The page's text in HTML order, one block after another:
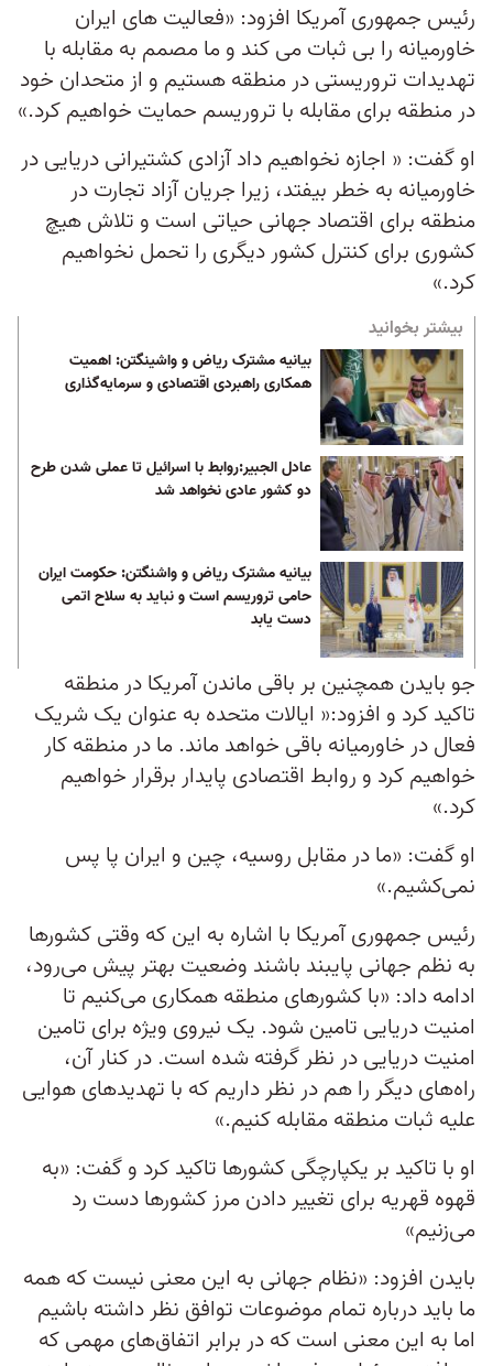
رئیس جمهوری آمریکا افزود: «فعالیت های ایران
خاورمیانه را بی ثبات می کند و ما مصمم به مقابله با
تهدیدات تروریستی در منطقه هستیم و از متحدان خود
در منطقه برای مقابله با تروریسم حمایت خواهیم کرد.»
او گفت: « اجازه نخواهیم داد آزادی کشتیرانی دریایی در
خاورمیانه به خطر بیفتد، زیرا جریان آزاد تجارت در
منطقه برای اقتصاد جهانی حیاتی است و تلاش هیچ
کشوری برای کنترل کشور دیگری را تحمل نخواهیم
کرد.»
بیشتر بخوانید
بیانیه مشترک ریاض و واشینگتن: اهمیت
همکاری راهبردی اقتصادی و سرمایه‌گذاری
عادل‌ الجبیر:روابط با اسرائیل تا عملی شدن طرح
دو کشور عادی نخواهد شد
بیانیه مشترک ریاض و واشنگتن: حکومت ایران
حامی تروریسم است و نباید به سلاح اتمی
دست یابد
جو بایدن همچنین بر باقی ماندن آمریکا در منطقه
تاکید کرد و افزود:« ایالات متحده به عنوان یک شریک
فعال در خاورمیانه باقی خواهد ماند. ما در منطقه کار
خواهیم کرد و روابط اقتصادی پایدار برقرار خواهیم
کرد.»
او گفت: «ما در مقابل روسیه، چین و ایران پا پس
نمی‌کشیم.»
رئیس جمهوری آمریکا با اشاره به این که وقتی کشورها
به نظم جهانی پایبند باشند وضعیت بهتر پیش می‌رود،
ادامه داد: «با کشورهای منطقه همکاری می‌کنیم تا
امنیت دریایی تامین شود. یک نیروی ویژه برای تامین
امنیت دریایی در نظر گرفته شده است. در کنار آن،
راه‌های دیگر را هم در نظر داریم که با تهدیدهای هوایی
علیه ثبات منطقه مقابله کنیم.»
او با تاکید بر یکپارچگی کشورها تاکید کرد و گفت: «به
قهوه قهریه برای تغییر دادن مرز کشورها دست رد
می‌زنیم»
بایدن افزود: «نظام جهانی به این معنی نیست که همه
ما باید درباره تمام موضوعات توافق نظر داشته باشیم
اما به این معنی است که در برابر اتفاق‌های مهمی که